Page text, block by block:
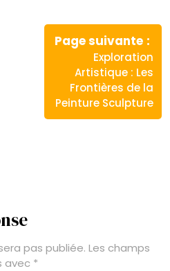
Page suivante
Article
suivant
:
Exploration
Artistique : Les
Frontières de la
Peinture Sculpture
pas publiée. Les champs
avec *